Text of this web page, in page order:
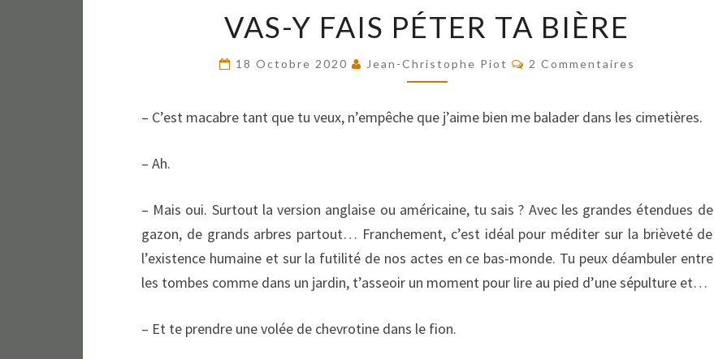
Y
PÉTER
TA
VAS-Y FAIS PÉTER TA BIÈRE
18 Octobre 2020 Jean-Christophe Piot Commentaires
2 Commentaires
– C’est macabre tant que tu veux, n’empêche que j’aime bien me balader dans les cimetières.
– Ah.
– Mais oui. Surtout la version anglaise ou américaine, tu sais ? Avec les grandes étendues de
gazon, de grands arbres partout… Franchement, c’est idéal pour méditer sur la brièveté de
l’existence humaine et sur la futilité de nos actes en ce bas-monde. Tu peux déambuler entre
les tombes comme dans un jardin, t’asseoir un moment pour lire au pied d’une sépulture et…
– Et te prendre une volée de chevrotine dans le fion.